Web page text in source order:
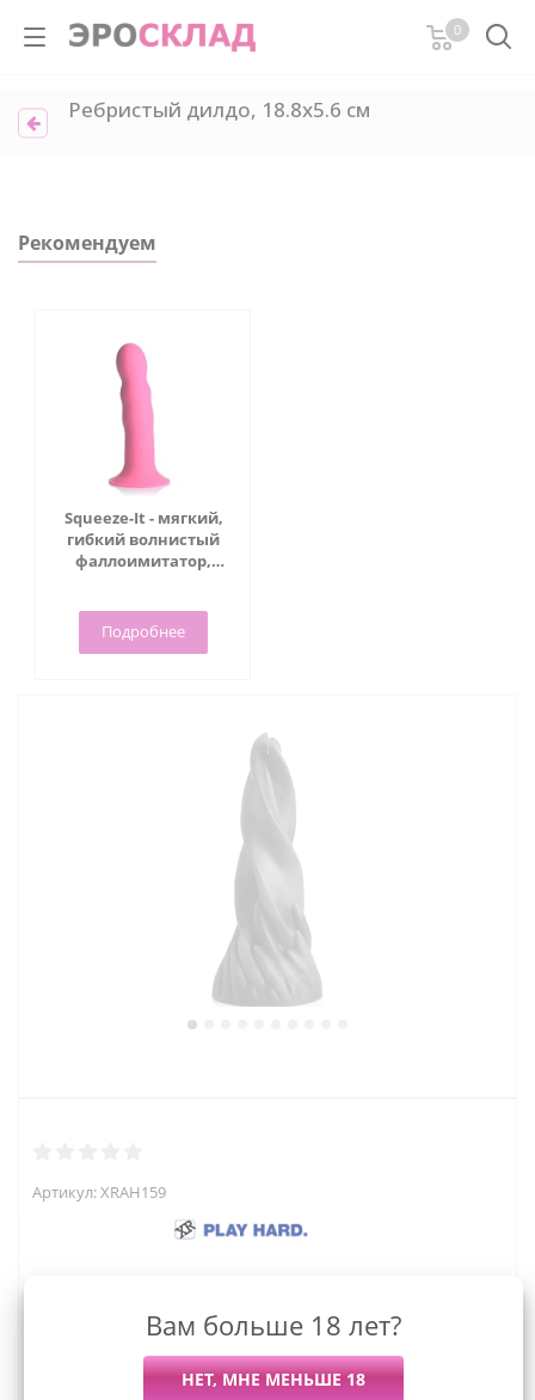
0
Ребристый дилдо, 18.8х5.6 см
Рекомендуем
Squeeze-It - мягкий,
гибкий волнистый
фаллоимитатор,
Подробнее
Артикул:XRAH159
Последний раз купили
Всего купили
Вам больше 18 лет?